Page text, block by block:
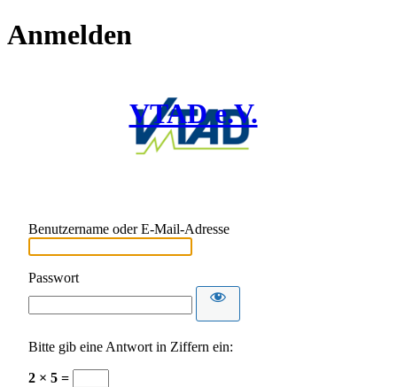
Anmelden
VTAD e.V.
Benutzername oder E-Mail-Adresse
Passwort
Bitte gib eine Antwort in Ziffern ein:
2 × 5 =